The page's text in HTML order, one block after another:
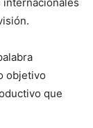
objetivo
que